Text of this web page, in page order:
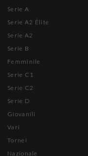
Serie A
Serie A2 Élite
Serie A2
Serie B
Femminile
Serie C1
Serie C2
Serie D
Giovanili
Vari
Tornei
Nazionale